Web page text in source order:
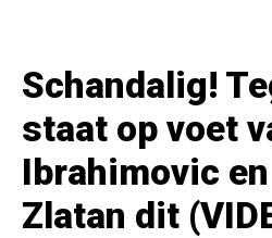
Schandalig!
staat op voet
Ibrahimovic
Zlatan dit